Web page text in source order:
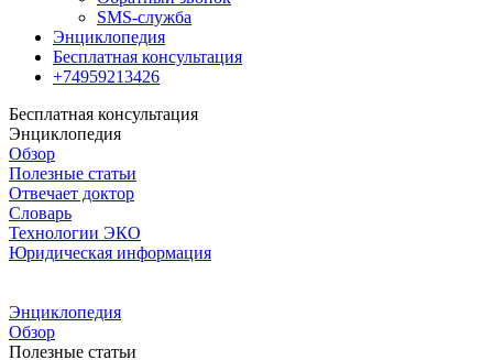
SMS-служба
Энциклопедия
Бесплатная консультация
+74959213426
Бесплатная консультация
Энциклопедия
Обзор
Полезные статьи
Отвечает доктор
Словарь
Технологии ЭКО
Юридическая информация
Энциклопедия
Обзор
Полезные статьи